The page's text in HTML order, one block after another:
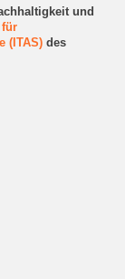
und
für
(ITAS)des